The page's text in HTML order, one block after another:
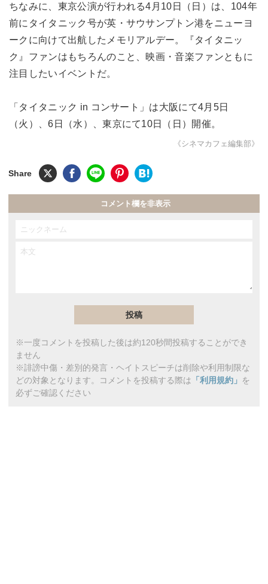
ちなみに、東京公演が行われる4月10日（日）は、104年
前にタイタニック号が英・サウサンプトン港をニューヨ
ークに向けて出航したメモリアルデー。『タイタニッ
ク』ファンはもちろんのこと、映画・音楽ファンともに
注目したいイベントだ。
「タイタニック in コンサート」は大阪にて4月5日
（火）、6日（水）、東京にて10日（日）開催。
《シネマカフェ編集部》
コメント欄を非表示
※一度コメントを投稿した後は約120秒間投稿することができ
ません
※誹謗中傷・差別的発言・ヘイトスピーチは削除や利用制限な
どの対象となります。コメントを投稿する際は 「利用規約」 を
必ずご確認ください